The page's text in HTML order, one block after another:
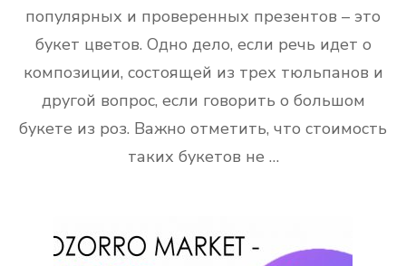
популярных и проверенных презентов – это
букет цветов. Одно дело, если речь идет о
композиции, состоящей из трех тюльпанов и
другой вопрос, если говорить о большом
букете из роз. Важно отметить, что стоимость
таких букетов не …